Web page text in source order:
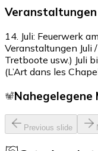
Veranstaltungen
14. Juli: Feuerwerk
Veranstaltungen Juli
Tretboote usw.) Juli
(L’Art dans les
Nahegelegene
Previous slide